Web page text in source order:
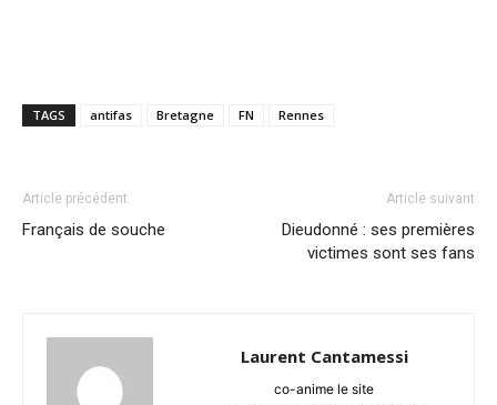
TAGS antifas Bretagne FN Rennes
Article précédent
Français de souche
Article suivant
Dieudonné : ses premières
victimes sont ses fans
Laurent Cantamessi
co-anime le site